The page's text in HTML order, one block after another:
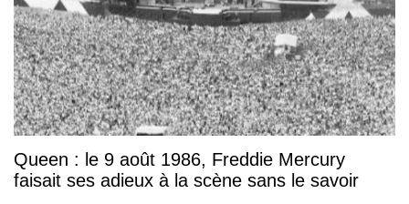
Queen : le 9 août 1986, Freddie Mercury
faisait ses adieux à la scène sans le savoir